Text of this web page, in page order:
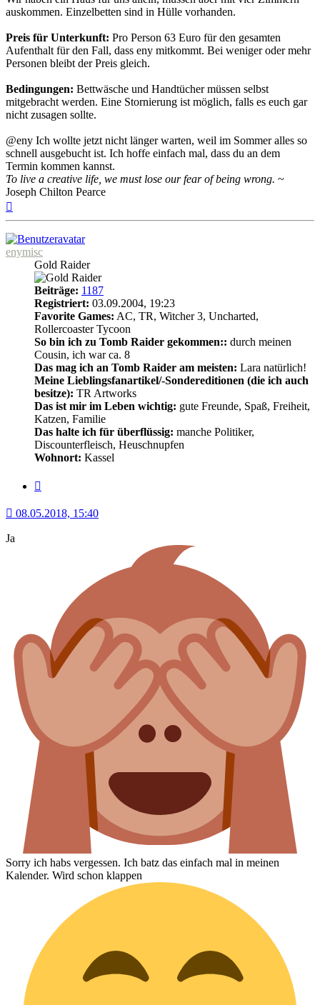
auskommen. Einzelbetten sind in Hülle vorhanden.
Preis für Unterkunft: Pro Person 63 Euro für den gesamten
Aufenthalt für den Fall, dass eny mitkommt. Bei weniger oder mehr
Personen bleibt der Preis gleich.
Bedingungen: Bettwäsche und Handtücher müssen selbst
mitgebracht werden. Eine Stornierung ist möglich, falls es euch gar
nicht zusagen sollte.
@eny Ich wollte jetzt nicht länger warten, weil im Sommer alles so
schnell ausgebucht ist. Ich hoffe einfach mal, dass du an dem
Termin kommen kannst.
To live a creative life, we must lose our fear of being wrong. ~
Joseph Chilton Pearce
enymisc
Gold Raider
Beiträge: 1187
Registriert: 03.09.2004, 19:23
Favorite Games: AC, TR, Witcher 3, Uncharted,
Rollercoaster Tycoon
So bin ich zu Tomb Raider gekommen:: durch meinen
Cousin, ich war ca. 8
Das mag ich an Tomb Raider am meisten: Lara natürlich!
Meine Lieblingsfanartikel/-Sondereditionen (die ich auch
besitze): TR Artworks
Das ist mir im Leben wichtig: gute Freunde, Spaß, Freiheit,
Katzen, Familie
Das halte ich für überflüssig: manche Politiker,
Discounterfleisch, Heuschnupfen
Wohnort: Kassel
08.05.2018, 15:40
Ja
Sorry ich habs vergessen. Ich batz das einfach mal in meinen
Kalender. Wird schon klappen